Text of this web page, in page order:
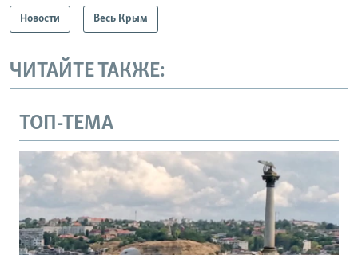
Новости Весь Крым
ЧИТАЙТЕ ТАКЖЕ:
ТОП-ТЕМА